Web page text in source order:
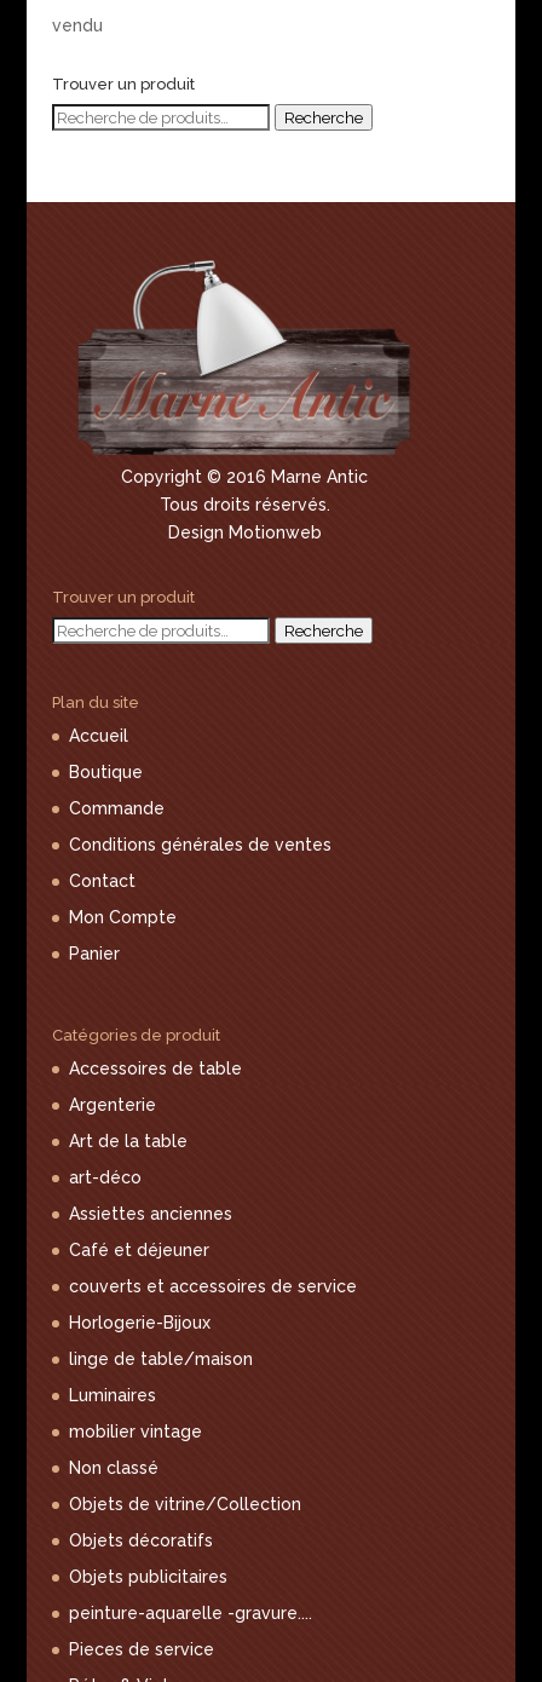
vendu
Trouver un produit
Recherche
Recherche
Copyright © 2016 Marne Antic
Tous droits réservés.
Design Motionweb
Trouver un produit
Recherche
Recherche
Plan du site
Accueil
Boutique
Commande
Conditions générales de ventes
Contact
Mon Compte
Panier
Catégories de produit
Accessoires de table
Argenterie
Art de la table
art-déco
Assiettes anciennes
Café et déjeuner
couverts et accessoires de service
Horlogerie-Bijoux
linge de table/maison
Luminaires
mobilier vintage
Non classé
Objets de vitrine/Collection
Objets décoratifs
Objets publicitaires
peinture-aquarelle -gravure....
Pieces de service